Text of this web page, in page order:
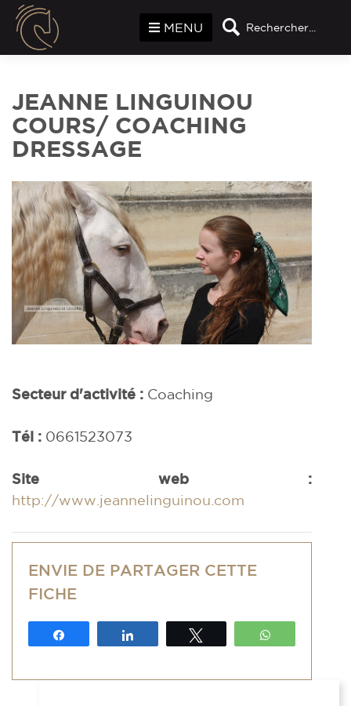
Rechercher...
MENU
JEANNE LINGUINOU
COURS/ COACHING
DRESSAGE
Secteur d'activité : Coaching
Tél : 0661523073
Site web :
http://www.jeannelinguinou.com
ENVIE DE PARTAGER CETTE
FICHE